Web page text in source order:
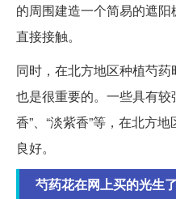
的周围建造一个简易的遮
直接接触。
同时，在北方地区种植芍
也是很重要的。一些具有
香”、“淡紫香”等，在北方
良好。
芍药花在网上买的光生